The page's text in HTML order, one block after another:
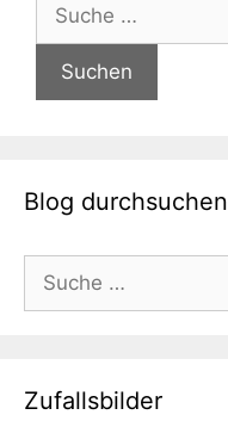
nach:
Blog durchsuchen
nach:
Zufallsbilder